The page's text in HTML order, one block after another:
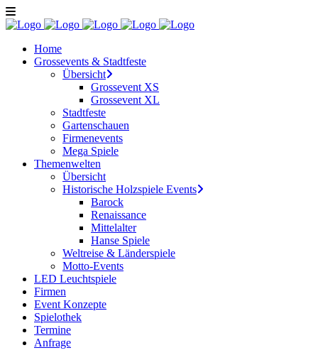
Home
Grossevents & Stadtfeste
Übersicht
Grossevent XS
Grossevent XL
Stadtfeste
Gartenschauen
Firmenevents
Mega Spiele
Themenwelten
Übersicht
Historische Holzspiele Events
Barock
Renaissance
Mittelalter
Hanse Spiele
Weltreise & Länderspiele
Motto-Events
LED Leuchtspiele
Firmen
Event Konzepte
Spielothek
Termine
Anfrage